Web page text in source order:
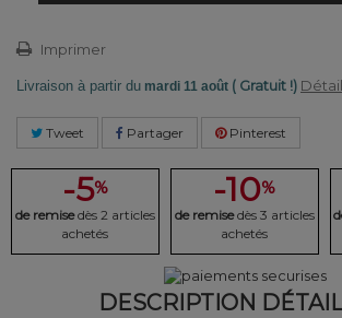
Imprimer
Livraison à partir du mardi 11 août ( Gratuit !)
Tweet Partager Pinterest
-5%
de remise dès 2 articles
achetés
-10%
de remise dès 3 articles
achetés
DESCRIPTION